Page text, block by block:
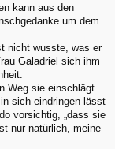
kann aus den
um dem
nicht wusste, was er
Galadriel sich ihm
Weg sie einschlägt.
sich eindringen lässt
vorsichtig, „dass sie
nur natürlich, meine